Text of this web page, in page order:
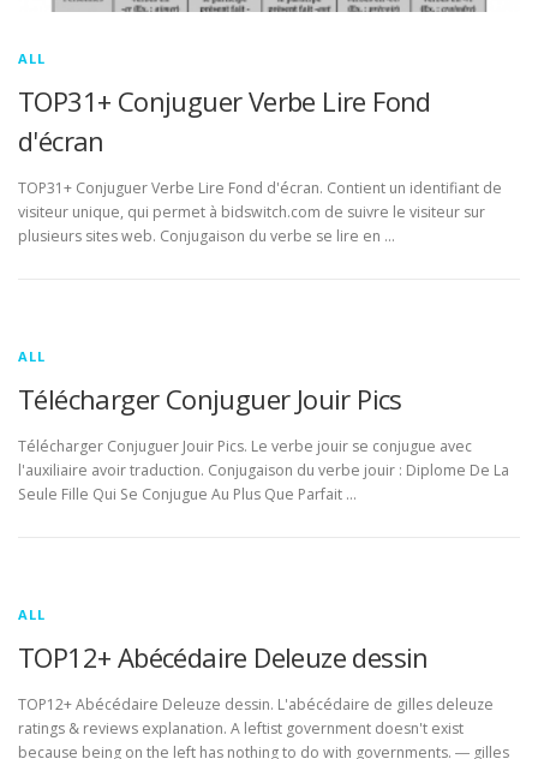
ALL
TOP31+ Conjuguer Verbe Lire Fond
d'écran
TOP31+ Conjuguer Verbe Lire Fond d'écran. Contient un identifiant de
visiteur unique, qui permet à bidswitch.com de suivre le visiteur sur
plusieurs sites web. Conjugaison du verbe se lire en …
ALL
Télécharger Conjuguer Jouir Pics
Télécharger Conjuguer Jouir Pics. Le verbe jouir se conjugue avec
l'auxiliaire avoir traduction. Conjugaison du verbe jouir : Diplome De La
Seule Fille Qui Se Conjugue Au Plus Que Parfait …
ALL
TOP12+ Abécédaire Deleuze dessin
TOP12+ Abécédaire Deleuze dessin. L'abécédaire de gilles deleuze
ratings & reviews explanation. A leftist government doesn't exist
because being on the left has nothing to do with governments. ― gilles